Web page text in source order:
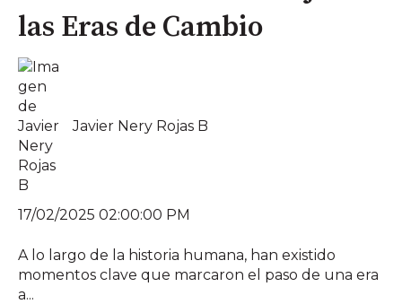
las Eras de Cambio
Javier Nery Rojas B
17/02/2025 02:00:00 PM
A lo largo de la historia humana, han existido
momentos clave que marcaron el paso de una era
a...